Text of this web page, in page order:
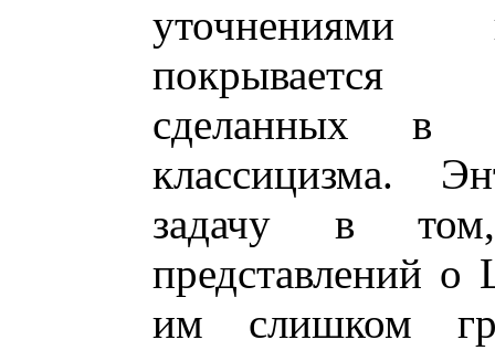
уточнениями
покрывается
сделанных в
классицизма.
задачу в
представлений о
им слишком